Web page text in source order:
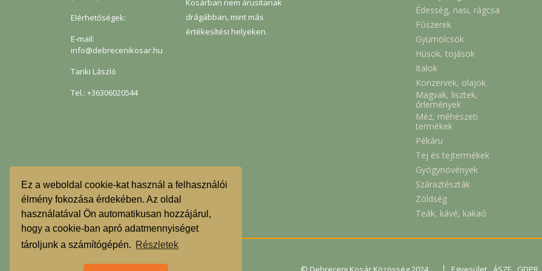
Ez a weboldal cookie-kat használ a felhasználói
élmény fokozása érdekében. Az oldal
használatával Ön automatikusan hozzájárul,
hogy a cookie-ban apró adatmennyiséget
tároljunk a számítógépén. Részletek
Elérhetőségek:
E-mail:
info@debrecenikosar.hu
Tanki László
Tel.: +36306020544
Kosárban nem árusítanak
drágábban, mint más
értékesítési helyeken.
Édesség, nasi, rágcsa
Fűszerek
Gyümölcsök
Húsok, tojások
Italok
Konzervek, olajok
Magvak, lisztek,
őrlemények
Méz, méhészeti
termékek
Pékáru
Tej és tejtermékek
Gyógynövények
Száraztészták
Zöldség
Teák, kávé, kakaó